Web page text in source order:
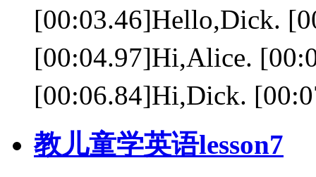
[00:03.46]Hello,Dick.
[00:04.97]Hi,Alice.
[00:06.84]Hi,Dick.
教儿童学英语lesson7